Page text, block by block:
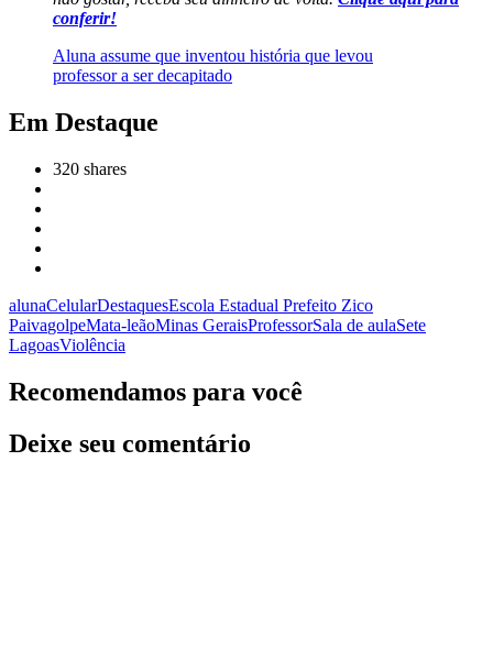
conferir!
Aluna assume que inventou história que levou
professor a ser decapitado
Em Destaque
320 shares
alunaCelularDestaquesEscola Estadual Prefeito Zico
PaivagolpeMata-leãoMinas GeraisProfessorSala de aulaSete
LagoasViolência
Recomendamos para você
Deixe seu comentário